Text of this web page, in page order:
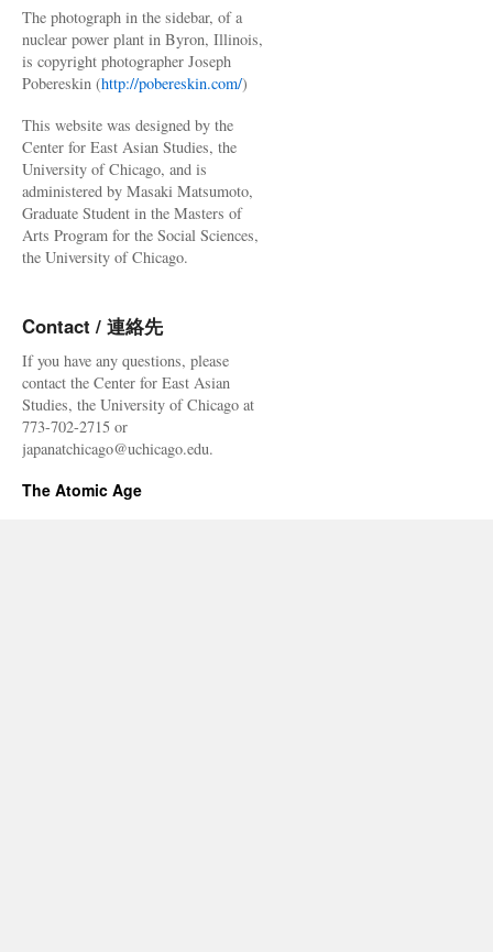
The photograph in the sidebar, of a
nuclear power plant in Byron, Illinois,
is copyright photographer Joseph
Pobereskin (http://pobereskin.com/)
This website was designed by the
Center for East Asian Studies, the
University of Chicago, and is
administered by Masaki Matsumoto,
Graduate Student in the Masters of
Arts Program for the Social Sciences,
the University of Chicago.
Contact / 連絡先
If you have any questions, please
contact the Center for East Asian
Studies, the University of Chicago at
773-702-2715 or
japanatchicago@uchicago.edu.
The Atomic Age